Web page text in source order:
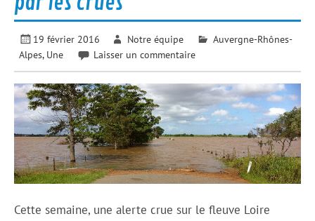
19 février 2016 Notre équipe
Auvergne-Rhônes-
Alpes, Une Laisser un commentaire
Cette semaine, une alerte crue sur le fleuve Loire